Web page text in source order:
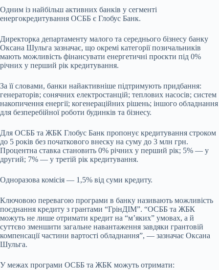
Одним із найбільш активних банків у сегменті
енергокредитування ОСББ є Глобус Банк.
Директорка департаменту малого та середнього бізнесу банку
Оксана Шульга зазначає, що окремі категорії позичальників
мають можливість фінансувати енергетичні проєкти під 0%
річних у перший рік кредитування.
За її словами, банки найактивніше підтримують придбання:
генераторів; сонячних електростанцій; теплових насосів; систем
накопичення енергії; когенераційних рішень; іншого обладнання
для безперебійної роботи будинків та бізнесу.
Для ОСББ та ЖБК Глобус Банк пропонує кредитування строком
до 5 років без початкового внеску на суму до 3 млн грн.
Процентна ставка становить 0% річних у перший рік; 5% — у
другий; 7% — у третій рік кредитування.
Одноразова комісія — 1,5% від суми кредиту.
Ключовою перевагою програми в банку називають можливість
поєднання кредиту з грантами “ГрінДІМ”. “ОСББ та ЖБК
можуть не лише отримати кредит на “м’яких” умовах, а й
суттєво зменшити загальне навантаження завдяки грантовій
компенсації частини вартості обладнання”, — зазначає Оксана
Шульга.
У межах програми ОСББ та ЖБК можуть отримати: